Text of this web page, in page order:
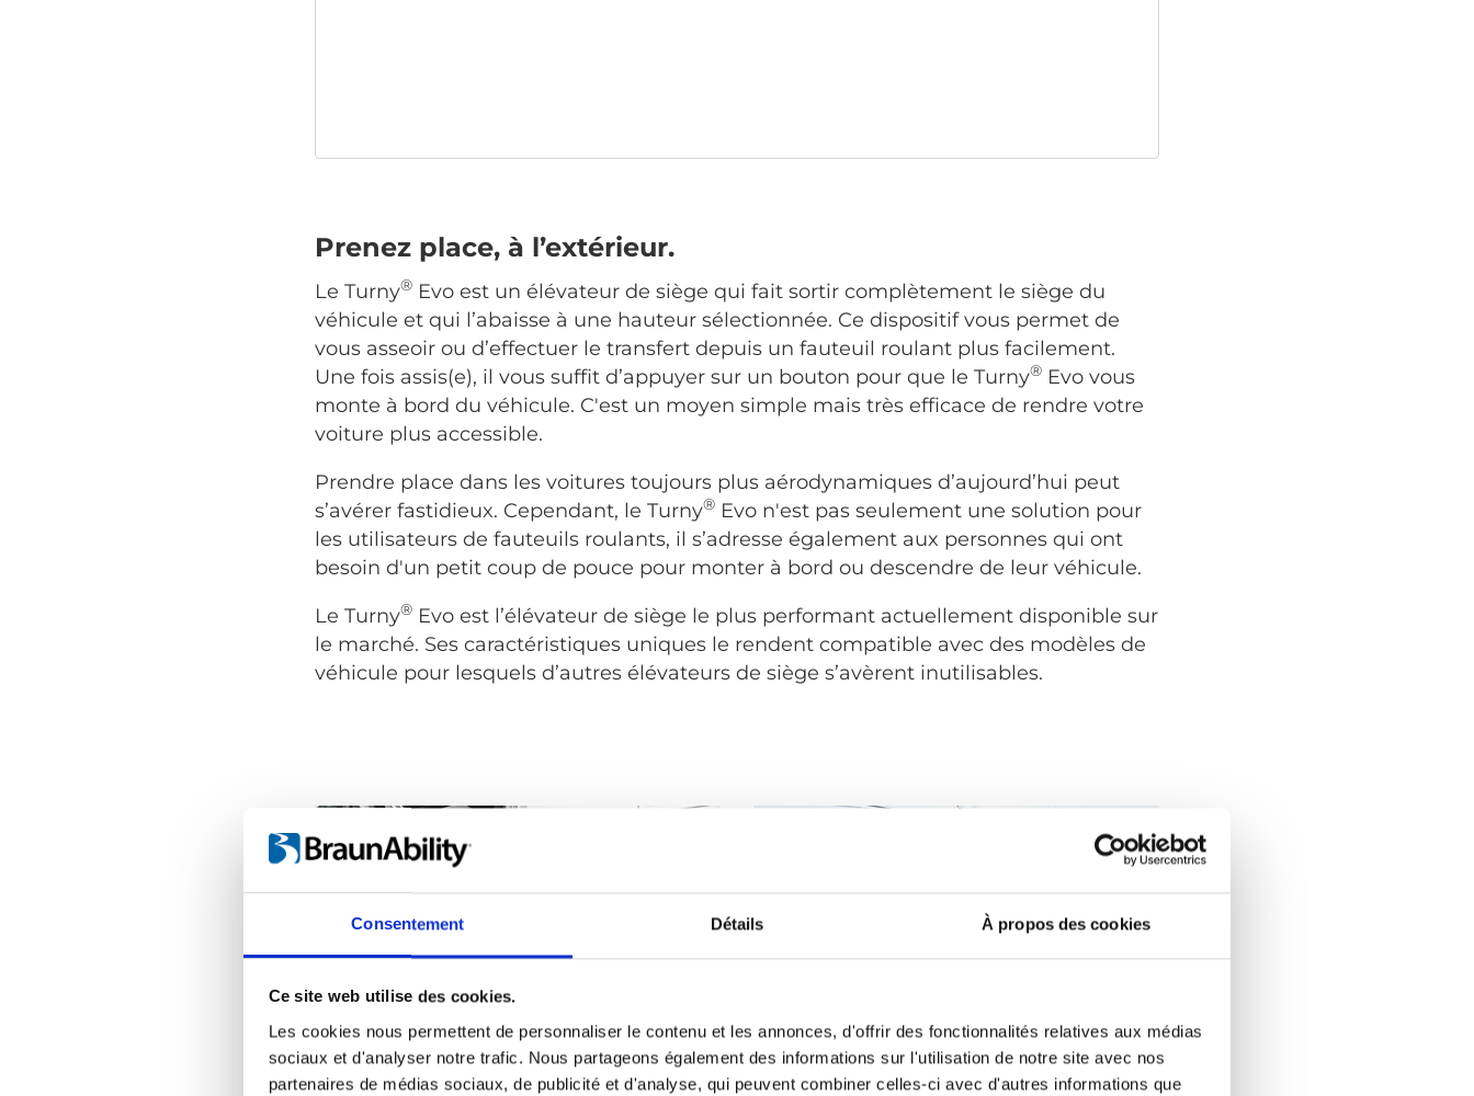
Consentement Détails À propos des cookies
Ce site web utilise des cookies.
Les cookies nous permettent de personnaliser le contenu et les annonces, d'offrir des fonctionnalités relatives aux médias
sociaux et d'analyser notre trafic. Nous partageons également des informations sur l'utilisation de notre site avec nos
partenaires de médias sociaux, de publicité et d'analyse, qui peuvent combiner celles-ci avec d'autres informations que
Prenez place, à l’extérieur.
Le Turny® Evo est un élévateur de siège qui fait sortir complètement le siège du
véhicule et qui l’abaisse à une hauteur sélectionnée. Ce dispositif vous permet de
vous asseoir ou d’effectuer le transfert depuis un fauteuil roulant plus facilement.
Une fois assis(e), il vous suffit d’appuyer sur un bouton pour que le Turny® Evo vous
monte à bord du véhicule. C'est un moyen simple mais très efficace de rendre votre
voiture plus accessible.
Prendre place dans les voitures toujours plus aérodynamiques d’aujourd’hui peut
s’avérer fastidieux. Cependant, le Turny® Evo n'est pas seulement une solution pour
les utilisateurs de fauteuils roulants, il s’adresse également aux personnes qui ont
besoin d'un petit coup de pouce pour monter à bord ou descendre de leur véhicule.
Le Turny® Evo est l’élévateur de siège le plus performant actuellement disponible sur
le marché. Ses caractéristiques uniques le rendent compatible avec des modèles de
véhicule pour lesquels d’autres élévateurs de siège s’avèrent inutilisables.